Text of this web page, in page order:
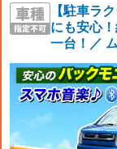
【駐車ラ
にも安心
一台！／